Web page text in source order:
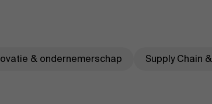
& ondernemerschap Supply Chain